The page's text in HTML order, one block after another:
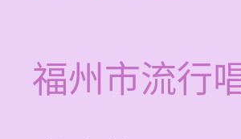
福州市流行